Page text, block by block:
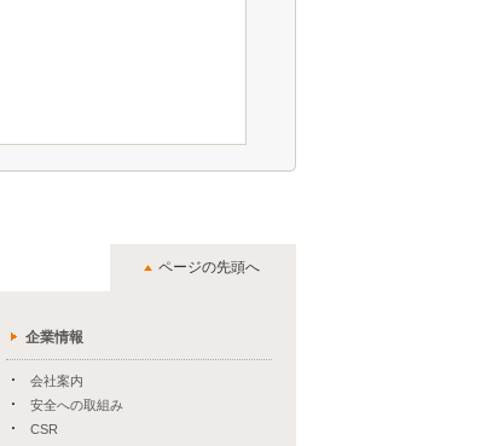
ページの先頭へ
企業情報
会社案内
安全への取組み
CSR